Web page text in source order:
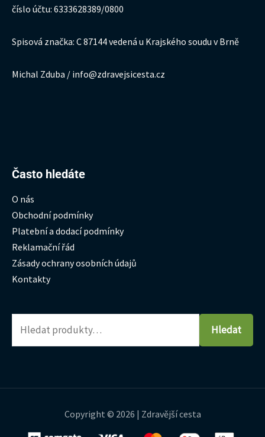
číslo účtu: 6333628389/0800
Spisová značka: C 87144 vedená u Krajského soudu v Brně
Michal Zduba / info@zdravejsicesta.cz
Často hledáte
O nás
Obchodní podmínky
Platební a dodací podmínky
Reklamační řád
Zásady ochrany osobních údajů
Kontakty
Hledat:
Hledat
Copyright © 2026 | Zdravější cesta